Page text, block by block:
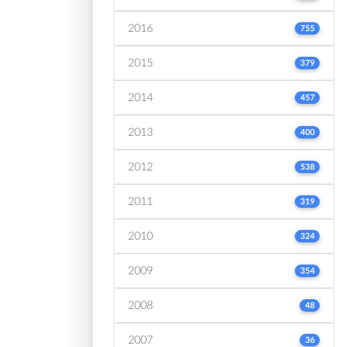
2016 755
2015 379
2014 457
2013 400
2012 538
2011 319
2010 324
2009 354
2008 48
2007 36